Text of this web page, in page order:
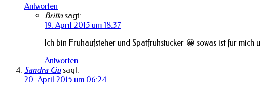
Antworten
Britta sagt:
19. April 2015 um 18:37
Ich bin Frühaufsteher und Spätfrühstücker 😀 sowas ist für
Antworten
Sandra Gu sagt:
20. April 2015 um 06:24